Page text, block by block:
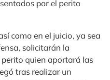
por el perito
como en el juicio, ya sea
solicitarán la
quien aportará las
tras realizar un